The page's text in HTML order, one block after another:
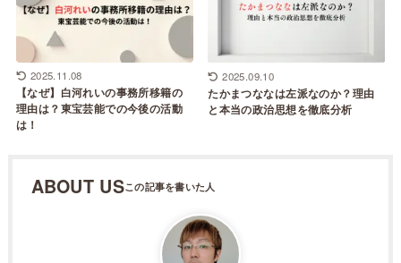
2025.11.08
【なぜ】白河れいの事務所移籍の
理由は？東宝芸能での今後の活動
は！
2025.09.10
たかまつななは左派なのか？理由
と本当の政治思想を徹底分析
ABOUT US